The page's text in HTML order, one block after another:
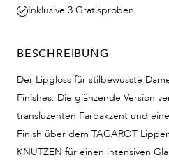
Inklusive 3 Gratisproben
BESCHREIBUNG
Der Lipgloss für stilbewusste
Finishes. Die glänzende Version
transluzenten Farbakzent und
Finish über dem TAGAROT
KNUTZEN für einen intensiven